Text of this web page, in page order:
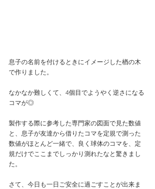
息子の名前を付けるときにイメージした楢の木
で作りました。
なかなか難しくて、4個目でようやく逆さになる
コマが◎
製作する際に参考した専門家の図面で見た数値
と、息子が友達から借りたコマを定規で測った
数値がほとんど一緒で、良く球体のコマを、定
規だけでここまでしっかり測れたなと驚きまし
た。
さて、今日も一日ご安全に過ごすことが出来ま